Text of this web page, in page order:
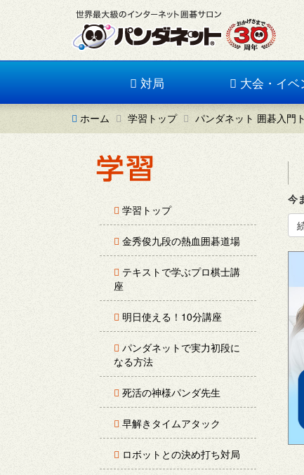
対局 大会・イベ
ホーム 学習トップ パンダネット 囲碁入門
学習トップ
金秀俊九段の熱血囲碁道場
テキストで学ぶプロ棋士講
座
明日使える！10分講座
パンダネットで実力初段に
なる方法
死活の神様パンダ先生
早解きタイムアタック
ロボットとの決め打ち対局
今